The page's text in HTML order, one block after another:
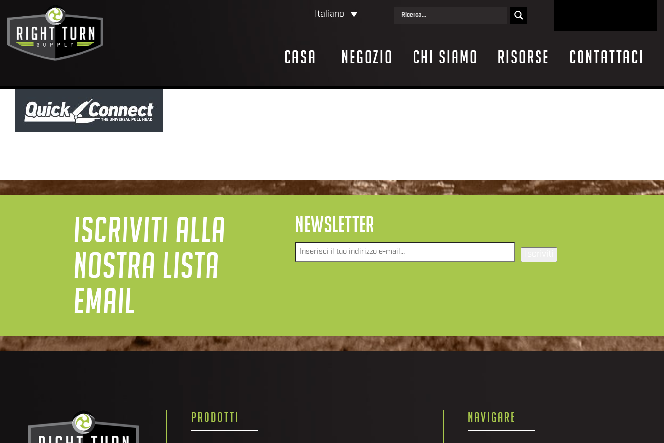
Italiano
Casa Negozio Chi siamo Risorse Contattaci
ISCRIVITI ALLA
NOSTRA LISTA
EMAIL
NEWSLETTER
Email*
PRODOTTI NAVIGARE